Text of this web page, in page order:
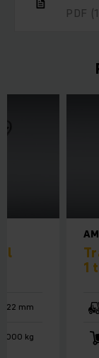
PDF
1
122 mm
2000 kg